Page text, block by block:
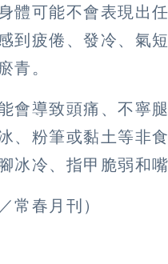
體可能不會表現出
到疲倦、發冷、氣
青。
會導致頭痛、不寧
、粉筆或黏土等非
冰冷、指甲脆弱和
常春月刊）